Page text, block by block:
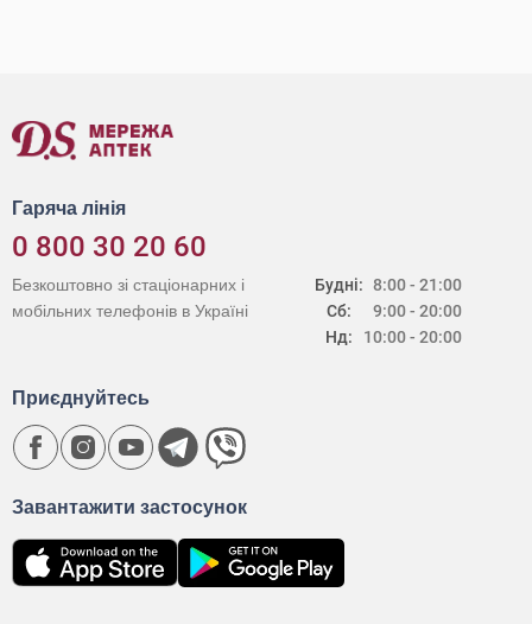
Гаряча лінія
0 800 30 20 60
Будні:
Сб:
Нд:
8:00 - 21:00
9:00 - 20:00
10:00 - 20:00
Безкоштовно зі стаціонарних і
мобільних телефонів в Україні
Завантажити застосунок
Приєднуйтесь